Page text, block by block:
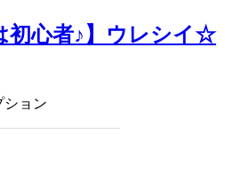
初心者♪】ウレシイ☆
ション